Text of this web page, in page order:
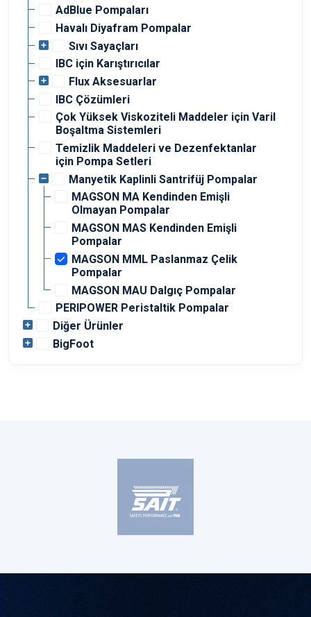
AdBlue Pompaları
Havalı Diyafram Pompalar
Sıvı Sayaçları
IBC için Karıştırıcılar
Flux Aksesuarlar
IBC Çözümleri
Çok Yüksek Viskoziteli Maddeler için Varil
Boşaltma Sistemleri
Temizlik Maddeleri ve Dezenfektanlar
için Pompa Setleri
Manyetik Kaplinli Santrifüj Pompalar
MAGSON MA Kendinden Emişli
Olmayan Pompalar
MAGSON MAS Kendinden Emişli
Pompalar
MAGSON MML Paslanmaz Çelik
Pompalar
MAGSON MAU Dalgıç Pompalar
PERIPOWER Peristaltik Pompalar
Diğer Ürünler
BigFoot